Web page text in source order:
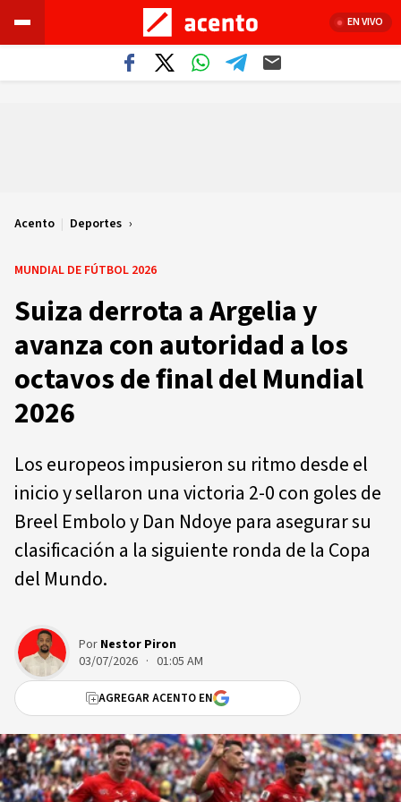
EN VIVO
Acento | Deportes
MUNDIAL DE FÚTBOL 2026
Suiza derrota a Argelia y
avanza con autoridad a los
octavos de final del Mundial
2026
Los europeos impusieron su ritmo desde el
inicio y sellaron una victoria 2-0 con goles de
Breel Embolo y Dan Ndoye para asegurar su
clasificación a la siguiente ronda de la Copa
del Mundo.
Por Nestor Piron
03/07/2026 · 01:05 AM
AGREGAR ACENTO EN